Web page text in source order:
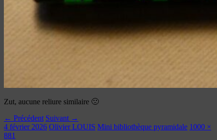
Zut, aucune reliure similaire 🙁
← Précédent Suivant →
4 février 2026 Olivier LOUIS Mini bibliothèque pyramidale 1000 ×
881